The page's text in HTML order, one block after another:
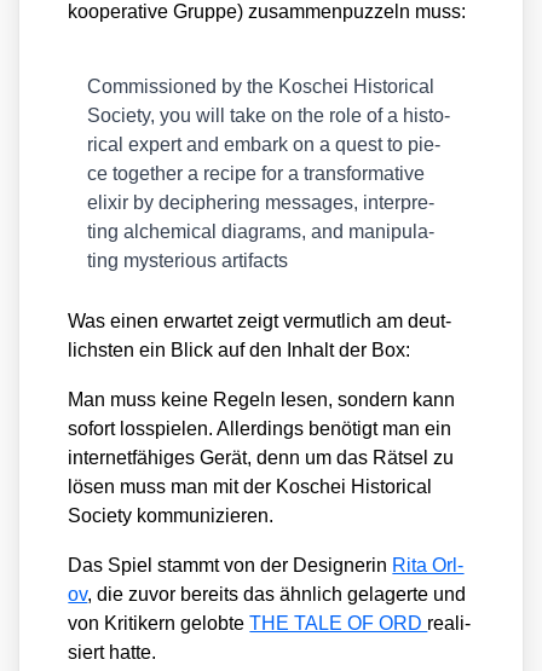
koope­ra­ti­ve Grup­pe) zusam­men­puz­zeln muss:
Com­mis­sio­ned by the Kosch­ei His­to­ri­cal
Socie­ty, you will take on the role of a his­to­
ri­cal expert and embark on a quest to pie­
ce tog­e­ther a reci­pe for a trans­for­ma­ti­ve
eli­xir by deci­phe­ring mes­sa­ges, inter­pre­
ting alche­mi­cal dia­grams, and mani­pu­la­
ting mys­te­rious arti­facts
Was einen erwar­tet zeigt ver­mut­lich am deut­
lichs­ten ein Blick auf den Inhalt der Box:
Man muss kei­ne Regeln lesen, son­dern kann
sofort los­spie­len. Aller­dings benö­tigt man ein
inter­net­fä­hi­ges Gerät, denn um das Rät­sel zu
lösen muss man mit der Kosch­ei His­to­ri­cal
Socie­ty kom­mu­ni­zie­ren.
Das Spiel stammt von der Desi­gne­rin Rita Orl­
ov, die zuvor bereits das ähn­lich gela­ger­te und
von Kri­ti­kern gelob­teTHE TALE OF ORD rea­li­
siert hat­te.